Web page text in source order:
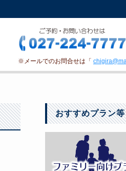
※メールでのお問合せは「
おすすめプラン等